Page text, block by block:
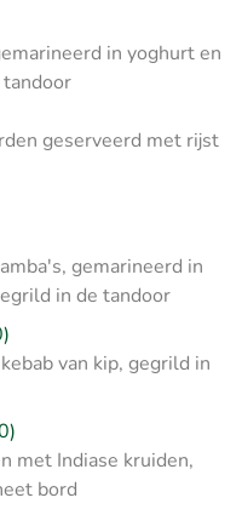
in yoghurt en
geserveerd met rijst
gemarineerd in
in de tandoor
van kip, gegrild in
met Indiase kruiden,
bord